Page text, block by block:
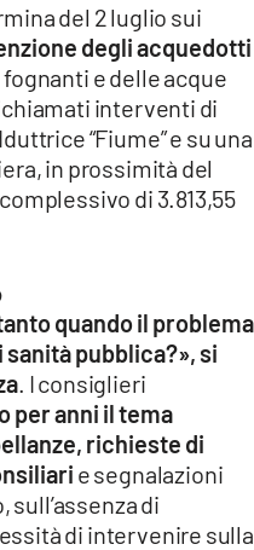
del 2 luglio sui
degli acquedotti
e delle acque
interventi di
“Fiume” e su una
in prossimità del
di 3.813,55
quando il problema
pubblica?», si
. I consiglieri
per anni il tema
richieste di
e segnalazioni
di
di intervenire sulla